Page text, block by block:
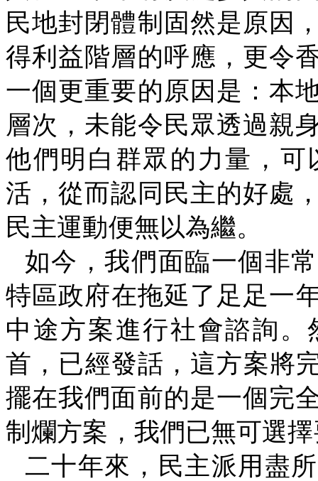
民地封閉體制固然是原因
得利益階層的呼應，更令
一個更重要的原因是：本
層次，未能令民眾透過親
他們明白群眾的力量，
活，從而認同民主的好處
民主運動便無以為繼。
如今，我們面臨一個非
特區政府在拖延了足足一
中途方案進行社會諮詢
首，已經發話，這方案將
擺在我們面前的是一個完
制爛方案，我們已無可選
二十年來，民主派用盡